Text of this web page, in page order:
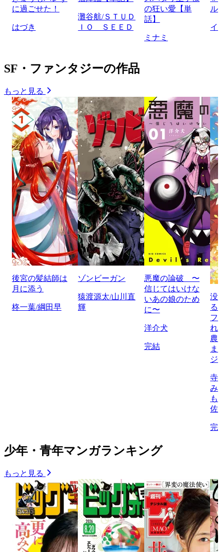
に過ごせた！
はづき
灘谷航/ＳＴＵＤ
ＩＯ ＳＥＥＤ
の狂い愛【単
話】
ミナミ
ル
イ
SF・ファンタジーの作品
もっと見る
後宮の髪結師は
月に添う
柊一葉/綱田早
ゾンビーガン
猿渡源太/山川直
輝
悪魔の論破 〜
信じてはいけな
いあの娘のため
に〜
洋介犬
完結
没
る
フ
れ
農
ま
ジ
寺
み
も
佐
完
少年・青年マンガランキング
もっと見る